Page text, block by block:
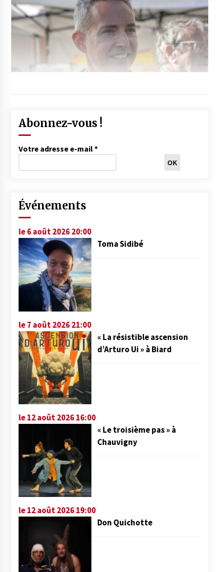
Abonnez-vous !
Votre adresse e-mail*
Événements
le 6 août 2026 20:00
Toma Sidibé
le 7 août 2026 21:00
« La résistible ascension
d’Arturo Ui » à Biard
le 12 août 2026 16:00
« Le troisième pas » à
Chauvigny
le 12 août 2026 19:00
Don Quichotte